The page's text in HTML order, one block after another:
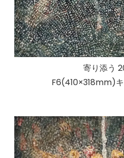
寄り添う
F6(410×318mm)